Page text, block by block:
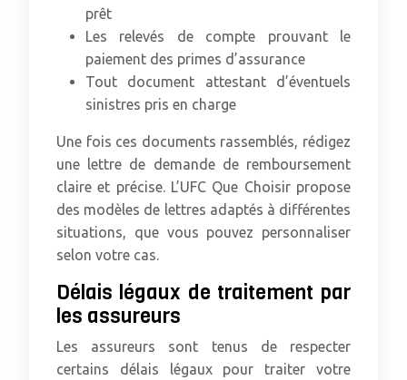
prêt
Les relevés de compte prouvant le
paiement des primes d’assurance
Tout document attestant d’éventuels
sinistres pris en charge
Une fois ces documents rassemblés, rédigez
une lettre de demande de remboursement
claire et précise. L’UFC Que Choisir propose
des modèles de lettres adaptés à différentes
situations, que vous pouvez personnaliser
selon votre cas.
Délais légaux de traitement par
les assureurs
Les assureurs sont tenus de respecter
certains délais légaux pour traiter votre